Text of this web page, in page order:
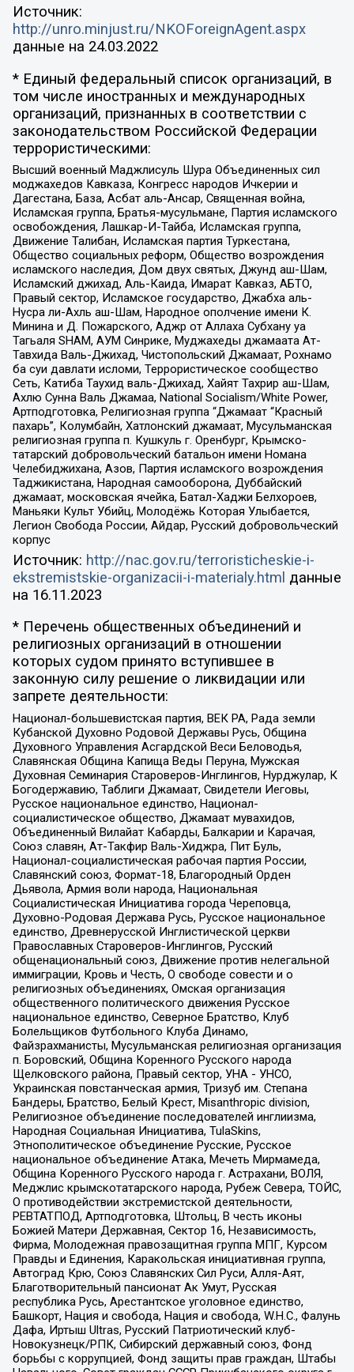
Источник:
http://unro.minjust.ru/NKOForeignAgent.aspx
данные на 24.03.2022
* Единый федеральный список организаций, в
том числе иностранных и международных
организаций, признанных в соответствии с
законодательством Российской Федерации
террористическими:
Высший военный Маджлисуль Шура Объединенных сил
моджахедов Кавказа, Конгресс народов Ичкерии и
Дагестана, База, Асбат аль-Ансар, Священная война,
Исламская группа, Братья-мусульмане, Партия исламского
освобождения, Лашкар-И-Тайба, Исламская группа,
Движение Талибан, Исламская партия Туркестана,
Общество социальных реформ, Общество возрождения
исламского наследия, Дом двух святых, Джунд аш-Шам,
Исламский джихад, Аль-Каида, Имарат Кавказ, АБТО,
Правый сектор, Исламское государство, Джабха аль-
Нусра ли-Ахль аш-Шам, Народное ополчение имени К.
Минина и Д. Пожарского, Аджр от Аллаха Субхану уа
Тагьаля SHAM, АУМ Синрике, Муджахеды джамаата Ат-
Тавхида Валь-Джихад, Чистопольский Джамаат, Рохнамо
ба суи давлати исломи, Террористическое сообщество
Сеть, Катиба Таухид валь-Джихад, Хайят Тахрир аш-Шам,
Ахлю Сунна Валь Джамаа, National Socialism/White Power,
Артподготовка, Религиозная группа “Джамаат “Красный
пахарь”, Колумбайн, Хатлонский джамаат, Мусульманская
религиозная группа п. Кушкуль г. Оренбург, Крымско-
татарский добровольческий батальон имени Номана
Челебиджихана, Азов, Партия исламского возрождения
Таджикистана, Народная самооборона, Дуббайский
джамаат, московская ячейка, Батал-Хаджи Белхороев,
Маньяки Культ Убийц, Молодёжь Которая Улыбается,
Легион Свобода России, Айдар, Русский добровольческий
корпус
Источник: http://nac.gov.ru/terroristicheskie-i-
ekstremistskie-organizacii-i-materialy.html данные
на 16.11.2023
* Перечень общественных объединений и
религиозных организаций в отношении
которых судом принято вступившее в
законную силу решение о ликвидации или
запрете деятельности:
Национал-большевистская партия, ВЕК РА, Рада земли
Кубанской Духовно Родовой Державы Русь, Община
Духовного Управления Асгардской Веси Беловодья,
Славянская Община Капища Веды Перуна, Мужская
Духовная Семинария Староверов-Инглингов, Нурджулар, К
Богодержавию, Таблиги Джамаат, Свидетели Иеговы,
Русское национальное единство, Национал-
социалистическое общество, Джамаат мувахидов,
Объединенный Вилайат Кабарды, Балкарии и Карачая,
Союз славян, Ат-Такфир Валь-Хиджра, Пит Буль,
Национал-социалистическая рабочая партия России,
Славянский союз, Формат-18, Благородный Орден
Дьявола, Армия воли народа, Национальная
Социалистическая Инициатива города Череповца,
Духовно-Родовая Держава Русь, Русское национальное
единство, Древнерусской Инглистической церкви
Православных Староверов-Инглингов, Русский
общенациональный союз, Движение против нелегальной
иммиграции, Кровь и Честь, О свободе совести и о
религиозных объединениях, Омская организация
общественного политического движения Русское
национальное единство, Северное Братство, Клуб
Болельщиков Футбольного Клуба Динамо,
Файзрахманисты, Мусульманская религиозная организация
п. Боровский, Община Коренного Русского народа
Щелковского района, Правый сектор, УНА - УНСО,
Украинская повстанческая армия, Тризуб им. Степана
Бандеры, Братство, Белый Крест, Misanthropic division,
Религиозное объединение последователей инглиизма,
Народная Социальная Инициатива, TulaSkins,
Этнополитическое объединение Русские, Русское
национальное объединение Атака, Мечеть Мирмамеда,
Община Коренного Русского народа г. Астрахани, ВОЛЯ,
Меджлис крымскотатарского народа, Рубеж Севера, ТОЙС,
О противодействии экстремистской деятельности,
РЕВТАТПОД, Артподготовка, Штольц, В честь иконы
Божией Матери Державная, Сектор 16, Независимость,
Фирма, Молодежная правозащитная группа МПГ, Курсом
Правды и Единения, Каракольская инициативная группа,
Автоград Крю, Союз Славянских Сил Руси, Алля-Аят,
Благотворительный пансионат Ак Умут, Русская
республика Русь, Арестантское уголовное единство,
Башкорт, Нация и свобода, Нация и свобода, W.H.С., Фалунь
Дафа, Иртыш Ultras, Русский Патриотический клуб-
Новокузнецк/РПК, Сибирский державный союз, Фонд
борьбы с коррупцией, Фонд защиты прав граждан, Штабы